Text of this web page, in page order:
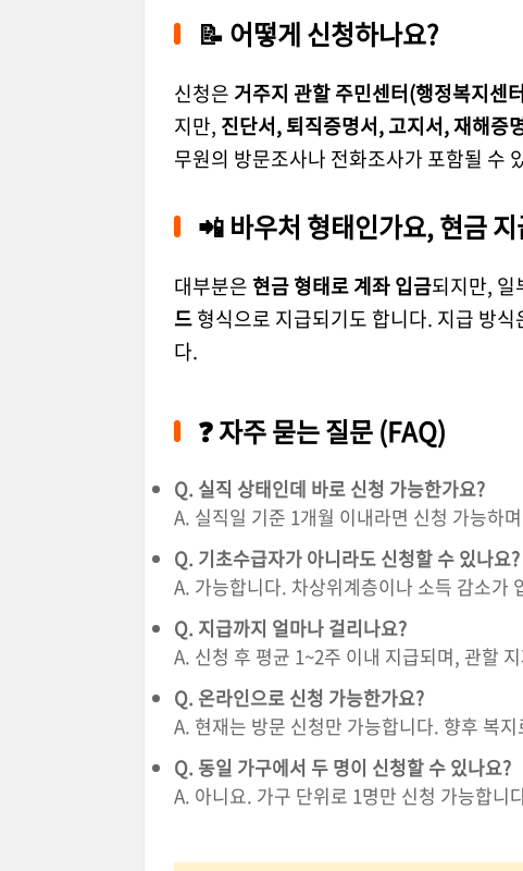
📝 어떻게 신청하나요?
신청은 거주지 관할 주민센터(행정복지센
지만, 진단서, 퇴직증명서, 고지서, 재해증
무원의 방문조사나 전화조사가 포함될 수
📲 바우처 형태인가요, 현금
대부분은 현금 형태로 계좌 입금되지만, 일
드형식으로 지급되기도 합니다. 지급 방
다.
❓ 자주 묻는 질문 (FAQ)
Q. 실직 상태인데 바로 신청 가능한가요?
A. 실직일 기준 1개월 이내라면 신청 가능하
Q. 기초수급자가 아니라도 신청할 수 있나요?
A. 가능합니다. 차상위계층이나 소득 감소가
Q. 지급까지 얼마나 걸리나요?
A. 신청 후 평균 1~2주 이내 지급되며, 관할
Q. 온라인으로 신청 가능한가요?
A. 현재는 방문 신청만 가능합니다. 향후 복
Q. 동일 가구에서 두 명이 신청할 수 있나요?
A. 아니요. 가구 단위로 1명만 신청 가능합니